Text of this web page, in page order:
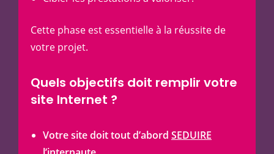
Cette phase est essentielle à la réussite de
votre projet.
Quels objectifs doit remplir votre
site Internet ?
Votre site doit tout d’abord SEDUIRE